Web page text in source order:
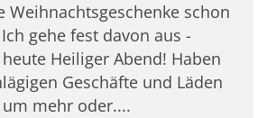
Weihnachtsgeschenke schon
gehe fest davon aus -
Heiliger Abend! Haben
Geschäfte und Läden
mehr oder....